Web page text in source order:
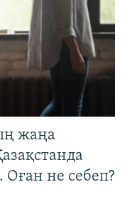
жаңа
Оған не себеп?